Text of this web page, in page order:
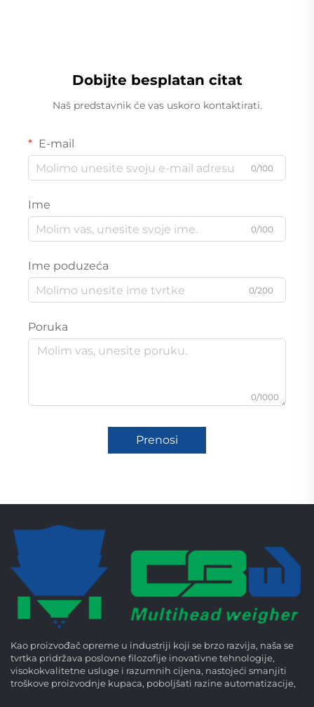
Dobijte besplatan citat
Naš predstavnik će vas uskoro kontaktirati.
E-mail
0/100
Ime
0/100
Ime poduzeća
0/200
Poruka
0/1000
Prenosi
Kao proizvođač opreme u industriji koji se brzo razvija, naša se
tvrtka pridržava poslovne filozofije inovativne tehnologije,
visokokvalitetne usluge i razumnih cijena, nastojeći smanjiti
troškove proizvodnje kupaca, poboljšati razine automatizacije,